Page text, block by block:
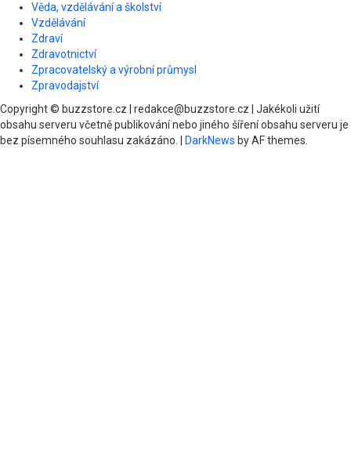
Věda, vzdělávání a školství
Vzdělávání
Zdraví
Zdravotnictví
Zpracovatelský a výrobní průmysl
Zpravodajství
Copyright © buzzstore.cz | redakce@buzzstore.cz | Jakékoli užití
obsahu serveru včetně publikování nebo jiného šíření obsahu serveru je
bez písemného souhlasu zakázáno.
DarkNews by AF themes.